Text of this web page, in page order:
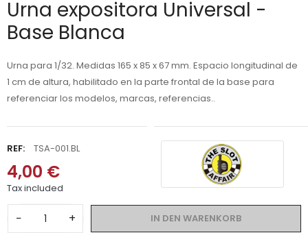
Urna expositora Universal -
Base Blanca
Urna para 1/32. Medidas 165 x 85 x 67 mm. Espacio longitudinal de
1 cm de altura, habilitado en la parte frontal de la base para
referenciar los modelos, marcas, referencias..
REF: TSA-001.BL
4,00 €
Tax included
− + IN DEN WARENKORB